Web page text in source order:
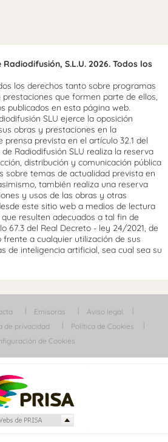
S.L.U. 2026. Todos los
los derechos tanto sobre programas
que formen parte de ellos,
publicados en esta página web.
SLU ejerce la oposición
obras y prestaciones en la
prevista en el artículo 32.1 del
de Radiodifusión SLU realiza la reserva
distribución y comunicación pública
sobre temas de actualidad prevista en
también realiza una reserva
y usos de las obras y otras
este sitio web a medios de lectura
resulten adecuados a tal fin de
67.3 del Real Decreto - ley 24/2021, de
a cualquier utilización de sus
de inteligencia artificial, sea cual sea su
Emisoras
Aviso legal
de privacidad
Política de Cookies
de Cookies